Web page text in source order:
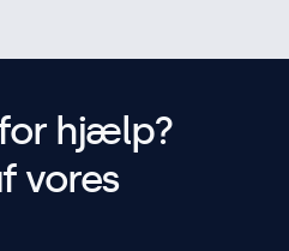
hjælp?
vores